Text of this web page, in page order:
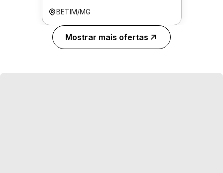
BETIM/MG
Mostrar mais ofertas